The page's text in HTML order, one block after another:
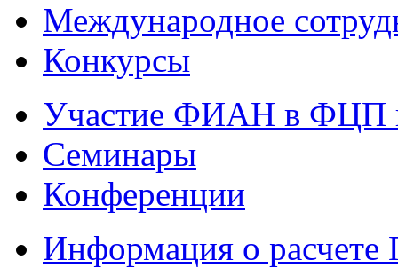
Международное
Конкурсы
Участие ФИАН в ФЦП
Семинары
Конференции
Информация о